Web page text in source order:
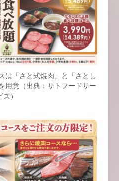
は「さと式焼肉」と「さとし
用意（出典：サトフードサー
ス）